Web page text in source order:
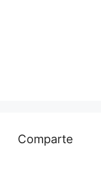
Comparte